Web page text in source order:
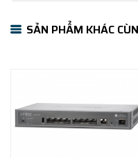
SẢN PHẨM KHÁC